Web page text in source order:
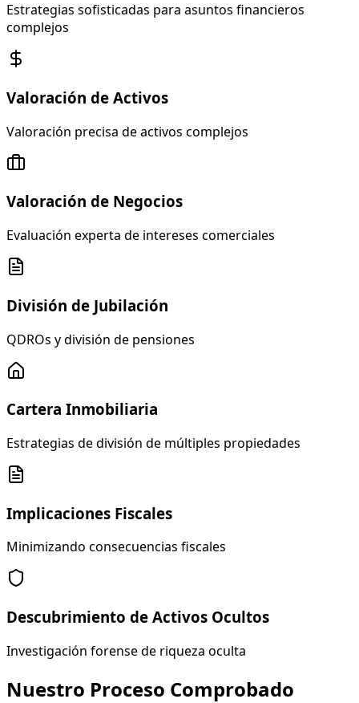
Estrategias sofisticadas para asuntos financieros
complejos
Valoración de Activos
Valoración precisa de activos complejos
Valoración de Negocios
Evaluación experta de intereses comerciales
División de Jubilación
QDROs y división de pensiones
Cartera Inmobiliaria
Estrategias de división de múltiples propiedades
Implicaciones Fiscales
Minimizando consecuencias fiscales
Descubrimiento de Activos Ocultos
Investigación forense de riqueza oculta
Nuestro Proceso Comprobado